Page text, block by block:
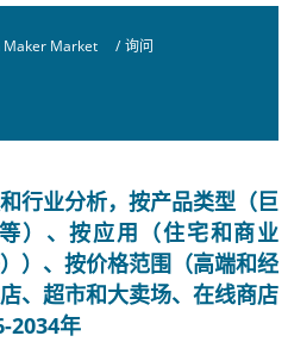
Maker Market / 询问
行业分析，按产品类型（巨
）、按应用（住宅和商业
）、按价格范围（高端和经
、超市和大卖场、在线商店
2034年